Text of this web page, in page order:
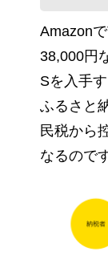
Amazon
38,000円
Sを入手
ふるさと
民税から
なるので